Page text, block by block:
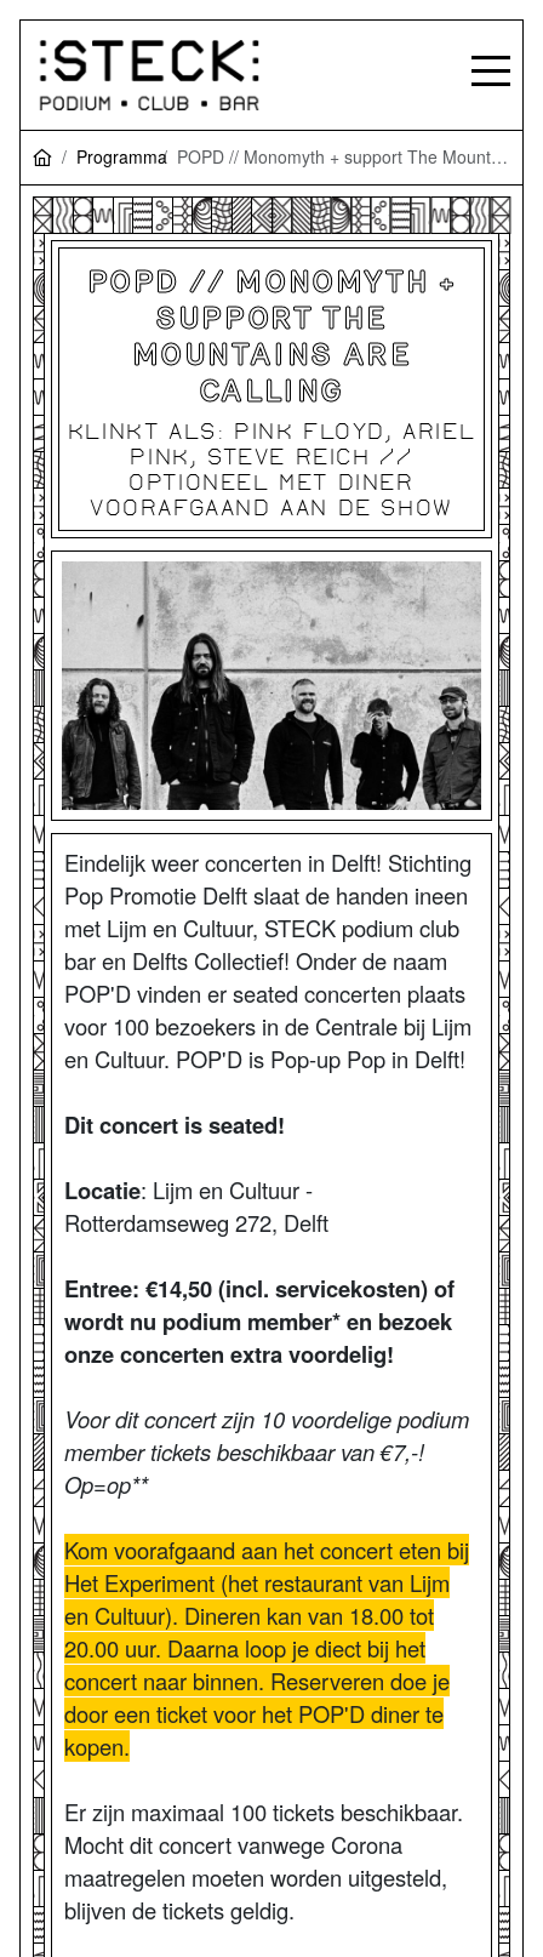
Programma POPD // Monomyth + support The Mountains Are Calling
POPD // MONOMYTH +
SUPPORT THE
MOUNTAINS ARE
CALLING
KLINKT ALS: PINK FLOYD, ARIEL
PINK, STEVE REICH //
OPTIONEEL MET DINER
VOORAFGAAND AAN DE SHOW
Eindelijk weer concerten in Delft! Stichting
Pop Promotie Delft slaat de handen ineen
met Lijm en Cultuur, STECK podium club
bar en Delfts Collectief! Onder de naam
POP'D vinden er seated concerten plaats
voor 100 bezoekers in de Centrale bij Lijm
en Cultuur. POP'D is Pop-up Pop in Delft!
Dit concert is seated!
Locatie: Lijm en Cultuur -
Rotterdamseweg 272, Delft
Entree: €14,50 (incl. servicekosten) of
wordt nu podium member* en bezoek
onze concerten extra voordelig!
Voor dit concert zijn 10 voordelige podium
member tickets beschikbaar van €7,-!
Op=op**
Kom voorafgaand aan het concert eten bij
Het Experiment (het restaurant van Lijm
en Cultuur). Dineren kan van 18.00 tot
20.00 uur. Daarna loop je diect bij het
concert naar binnen. Reserveren doe je
door een ticket voor het POP'D diner te
kopen.
Er zijn maximaal 100 tickets beschikbaar.
Mocht dit concert vanwege Corona
maatregelen moeten worden uitgesteld,
blijven de tickets geldig.